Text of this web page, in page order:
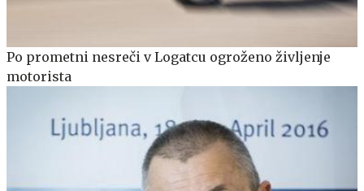
Po prometni nesreči v Logatcu ogroženo življenje
motorista